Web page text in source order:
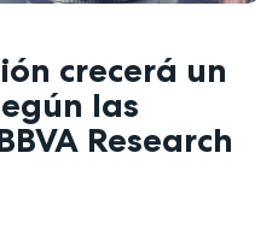
crecerá un
las
Research